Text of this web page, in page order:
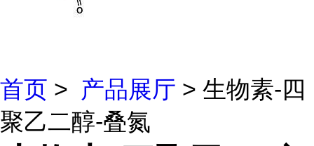
首页 > 产品展厅 > 生物素-四
聚乙二醇-叠氮